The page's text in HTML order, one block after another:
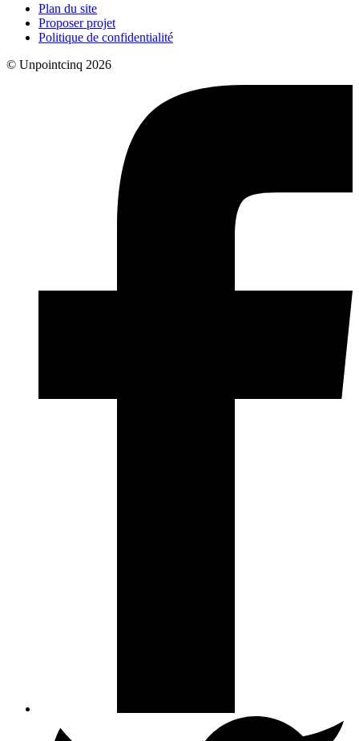
Plan du site
Proposer projet
Politique de confidentialité
© Unpointcinq 2026